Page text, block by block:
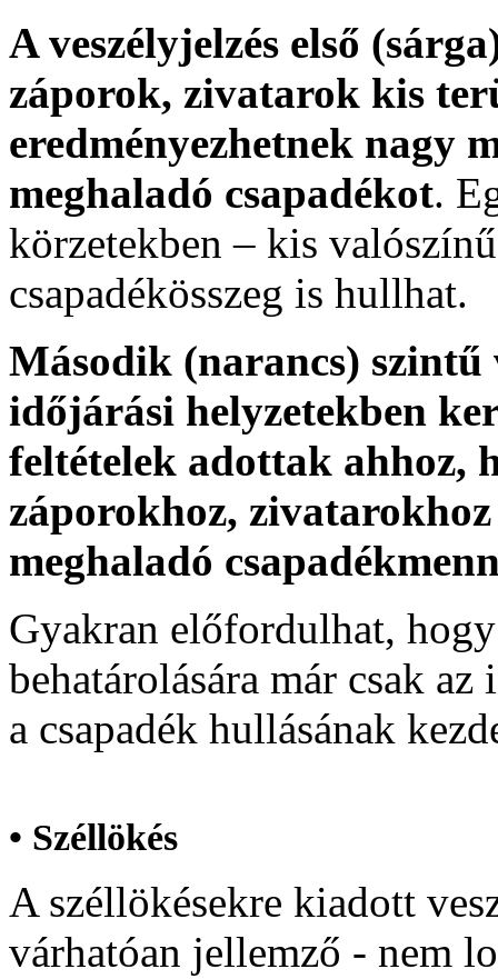
A veszélyjelzés első
záporok, zivatarok kis
eredményezhetnek nagy
meghaladó csapadékot.
körzetekben – kis
csapadékösszeg is hullhat.
Második (narancs) szintű
időjárási helyzetekben
feltételek adottak ahhoz,
záporokhoz,
meghaladó
Gyakran előfordulhat,
behatárolására már csak
a csapadék hullásának
• Széllökés
A széllökésekre kiadott
várhatóan jellemző - nem